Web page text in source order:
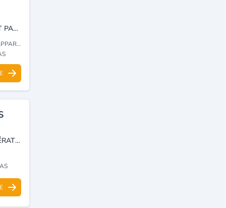
VENTE ET DISTRIBUTION DE MATÉRIEL MÉDICAL DE LABORATOIRE ET PARAPHARMACEUTIQUE.
OOREDOO WATANYA WTA TÉLÉPHONIE MOBILE GSM PORTABLE OPÉRATEUR TÉLÉCOMMUNICATION SMARTPHONE RÉSEAU OOREDOO